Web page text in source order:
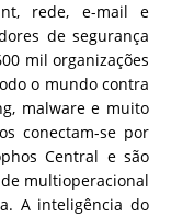
rede, e-mail e
de segurança
mil organizações
o mundo contra
malware e muito
conectam-se por
Central e são
multioperacional
A inteligência do